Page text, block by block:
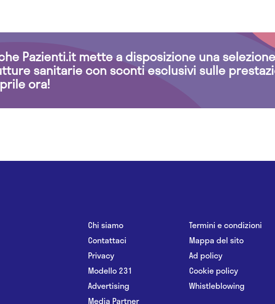
Pazienti.it mette a disposizione una
sanitarie con sconti esclusivi sulle
ora!
Chi siamo
Contattaci
Privacy
Modello 231
Advertising
Media Partner
Termini e condizioni
Mappa del sito
Ad policy
Cookie policy
Whistleblowing